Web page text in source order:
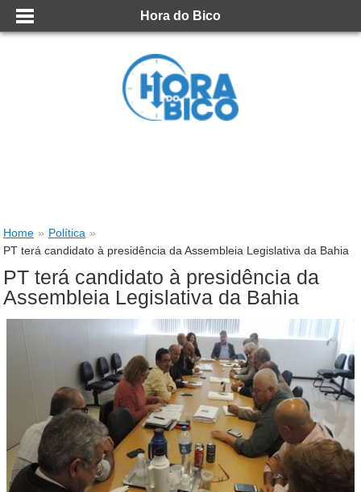
Hora do Bico
Home » Política »
PT terá candidato à presidência da Assembleia Legislativa da Bahia
PT terá candidato à presidência da
Assembleia Legislativa da Bahia